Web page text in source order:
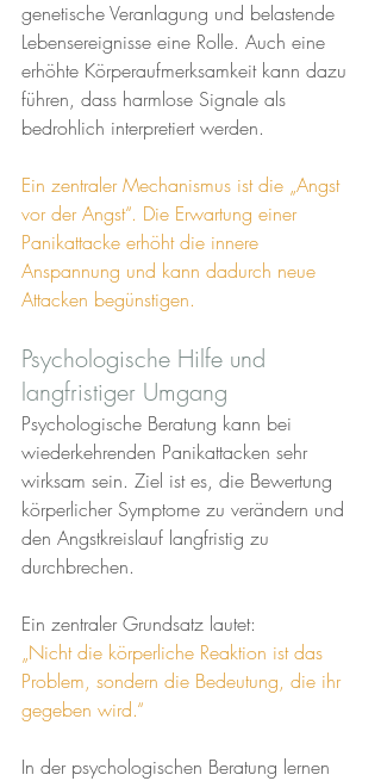
genetische Veranlagung und belastende
Lebensereignisse eine Rolle. Auch eine
erhöhte Körperaufmerksamkeit kann dazu
führen, dass harmlose Signale als
bedrohlich interpretiert werden.
Ein zentraler Mechanismus ist die „Angst
vor der Angst“. Die Erwartung einer
Panikattacke erhöht die innere
Anspannung und kann dadurch neue
Attacken begünstigen.
Psychologische Hilfe und
langfristiger Umgang
Psychologische Beratung kann bei
wiederkehrenden Panikattacken sehr
wirksam sein. Ziel ist es, die Bewertung
körperlicher Symptome zu verändern und
den Angstkreislauf langfristig zu
durchbrechen.
Ein zentraler Grundsatz lautet:
„Nicht die körperliche Reaktion ist das
Problem, sondern die Bedeutung, die ihr
gegeben wird.“
In der psychologischen Beratung lernen